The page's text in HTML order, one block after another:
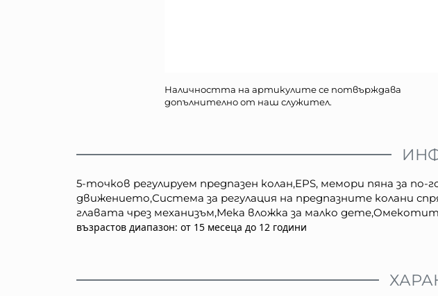
Наличността на артикулите се потвърждава
допълнително от наш служител.
5-точков регулируем предпазен колан,EPS, мемори пяна за
движението,Система за регулация на предпазните колани
главата чрез механизъм,Мека вложка за малко
възрастов диапазон: от 15 месеца до 12 години